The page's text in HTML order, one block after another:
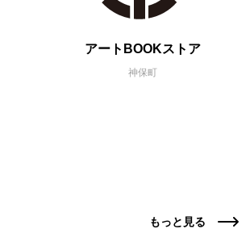
アートBOOKストア
神保町
もっと見る